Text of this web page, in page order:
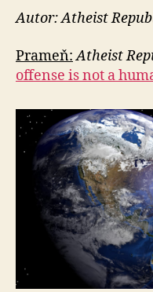
Autor: Atheist
Prameň: Atheist
offense is not a